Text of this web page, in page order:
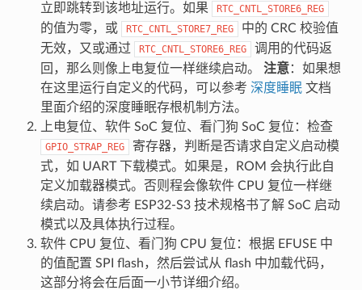
立即跳转到该地址运行。如果
RTC_CNTL_STORE6_REG
的值为零，或 RTC_CNTL_STORE7_REG
中的 CRC 校验值
无效，又或通过
RTC_CNTL_STORE6_REG
调用的代码返
回，那么则像上电复位一样继续启动。 注意：如果想
在这里运行自定义的代码，可以参考 深度睡眠文档
里面介绍的深度睡眠存根机制方法。
上电复位、软件 SoC 复位、看门狗 SoC 复位：检查
GPIO_STRAP_REG
寄存器，判断是否请求自定义启动模
式，如 UART 下载模式。如果是，ROM 会执行此自
定义加载器模式。否则程会像软件 CPU 复位一样继
续启动。请参考 ESP32-S3 技术规格书了解 SoC 启动
模式以及具体执行过程。
软件 CPU 复位、看门狗 CPU 复位：根据 EFUSE 中
的值配置 SPI flash，然后尝试从 flash 中加载代码，
这部分将会在后面一小节详细介绍。